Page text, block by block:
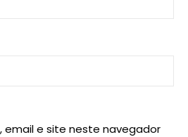
email e site neste navegador